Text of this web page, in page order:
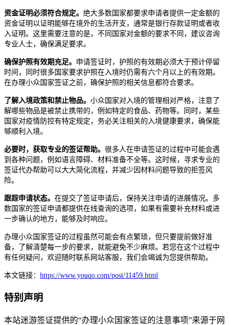
资金证明必须符合规定。 绝大多数国家都要求申请者提供一定金额的
资金证明以证明能够在境外的生活开支，通常是银行存款证明或者收
入证明。这里需要注意的是，不同国家对金额的要求不同，建议咨询
专业人士，确保满足要求。
确保护照有效期充足。 申请签证时，护照的有效期必须大于预计停留
时间，同时很多国家要求护照在入境时仍需有六个月以上的有效期。
在办理小众国家签证之前，确保护照的相关信息都符合要求。
了解入境政策和禁止物品。 小众国家对入境的管理相对严格，注意了
解哪些物品是被禁止携带的，例如特定的食品、药物等。同时，某些
国家对疫情防控有特定规定，务必关注相关的入境健康要求，确保能
够顺利入境。
必要时，获取专业的签证帮助。 很多人在申请签证的过程中可能会遇
到各种问题，例如语言障碍、材料准备不全等。这时候，寻求专业的
签证代办帮助可以大大简化流程，并减少因材料问题导致的拒签风
险。
跟踪申请状态。 在提交了签证申请后，保持关注申请的进展情况。多
数国家的签证申请都提供在线查询的选项，如果有需要补充材料或进
一步确认的地方，能够及时响应。
办理小众国家签证的过程虽然可能会有点繁琐，但只要提前做好准
备，了解清楚每一步的要求，就能避免不少麻烦。若您在这个过程中
有任何疑问，欢迎随时联系网站客服，我们会竭诚为您提供帮助。
本文链接： https://www.youqo.com/post/11459.html
特别声明
本站迷游签证提供的“办理小众国家签证的注意事项”来源于网